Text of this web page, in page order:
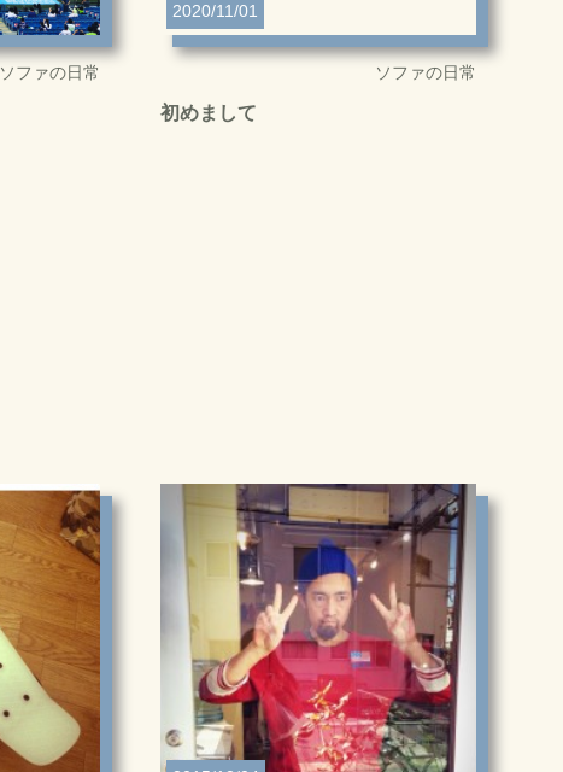
ソファの日常
2020/11/01
ソファの日常
初めまして